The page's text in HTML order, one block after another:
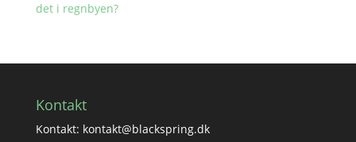
det i regnbyen?
Kontakt
Kontakt: kontakt@blackspring.dk